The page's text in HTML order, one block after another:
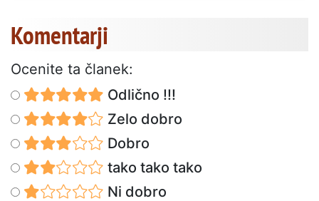
Komentarji
Ocenite ta članek:
Odlično !!!
Zelo dobro
Dobro
tako tako tako
Ni dobro